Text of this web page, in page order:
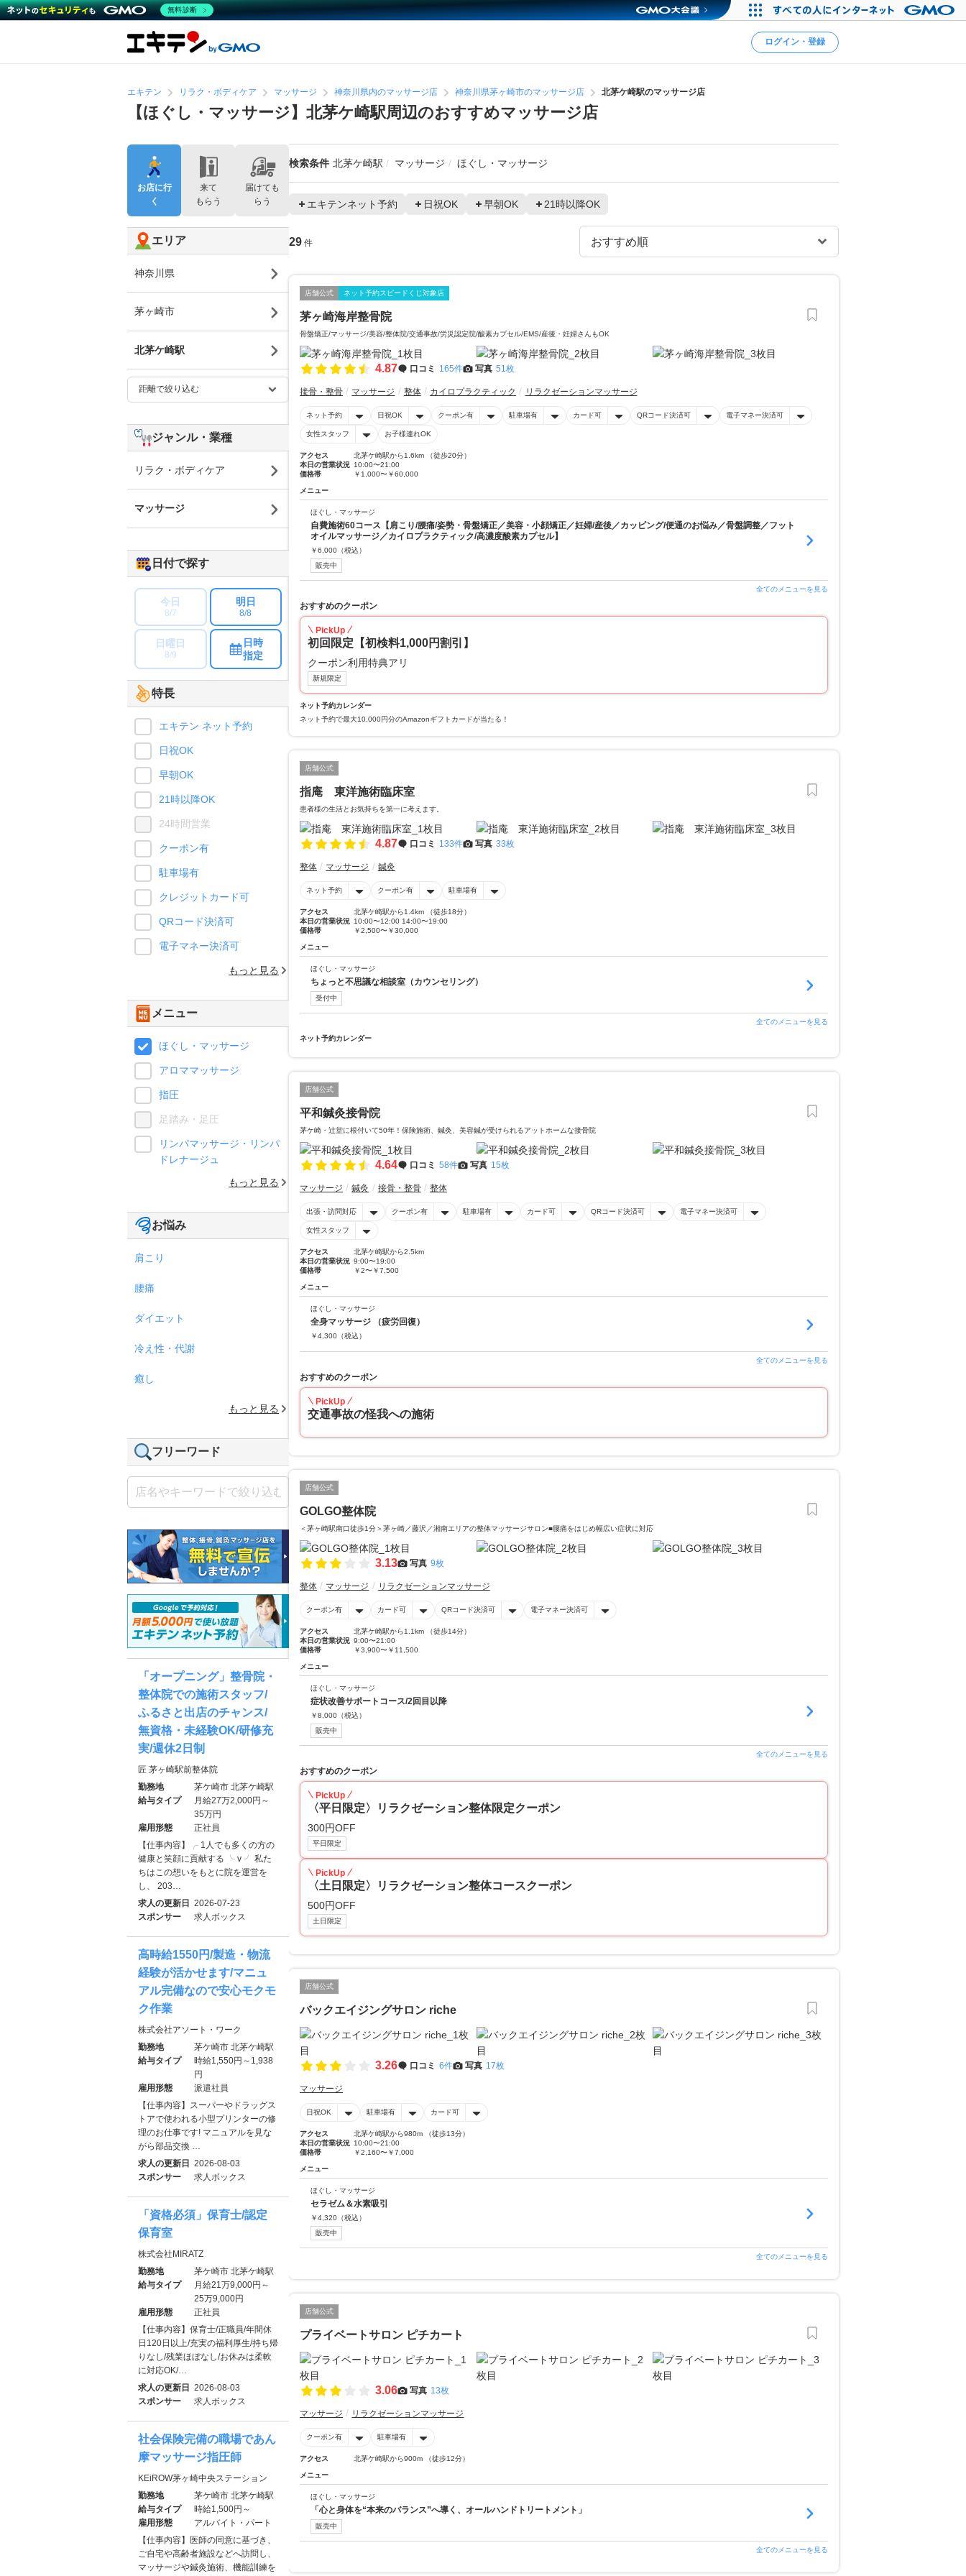
ログイン・登録
エキテン リラク・ボディケア マッサージ 神奈川県内のマッサージ店 神奈川県茅ヶ崎市のマッサージ店 北茅ケ崎駅のマッサージ店
【ほぐし・マッサージ】北茅ケ崎駅周辺のおすすめマッサージ店
検索条件 北茅ケ崎駅 マッサージ ほぐし・マッサージ
エキテンネット予約 日祝OK 早朝OK 21時以降OK
29 件
店舗公式 ネット予約スピードくじ対象店
茅ヶ崎海岸整骨院
骨盤矯正/マッサージ/美容/整体院/交通事故/労災認定院/酸素カプセル/EMS/産後・妊婦さんもOK
4.87 口コミ 165件 写真 51枚
接骨・整骨 マッサージ 整体 カイロプラクティック リラクゼーションマッサージ
ネット予約 日祝OK クーポン有 駐車場有 カード可 QRコード決済可 電子マネー決済可
女性スタッフ お子様連れOK
アクセス
北茅ケ崎駅から1.6km （徒歩20分）
本日の営業状況 10:00〜21:00
価格帯
￥1,000〜￥60,000
メニュー
ほぐし・マッサージ
自費施術60コース【肩こり/腰痛/姿勢・骨盤矯正／美容・小顔矯正／妊婦/産後／カッピング/便通のお悩み／骨盤調整／フット
オイルマッサージ／カイロプラクティック/高濃度酸素カプセル】
￥6,000 （税込）
販売中
全てのメニューを見る
おすすめのクーポン
PickUp
初回限定【初検料1,000円割引】
クーポン利用特典アリ
新規限定
ネット予約カレンダー
ネット予約で最大10,000円分のAmazonギフトカードが当たる！
店舗公式
指庵 東洋施術臨床室
患者様の生活とお気持ちを第一に考えます。
4.87 口コミ 133件 写真 33枚
整体 マッサージ 鍼灸
ネット予約 クーポン有 駐車場有
アクセス
北茅ケ崎駅から1.4km （徒歩18分）
本日の営業状況 10:00〜12:00 14:00〜19:00
価格帯
￥2,500〜￥30,000
メニュー
ほぐし・マッサージ
ちょっと不思議な相談室（カウンセリング）
受付中
全てのメニューを見る
ネット予約カレンダー
店舗公式
平和鍼灸接骨院
茅ケ崎・辻堂に根付いて50年！保険施術、鍼灸、美容鍼が受けられるアットホームな接骨院
4.64 口コミ 58件 写真 15枚
マッサージ 鍼灸 接骨・整骨 整体
出張・訪問対応 クーポン有 駐車場有 カード可 QRコード決済可 電子マネー決済可
女性スタッフ
アクセス
北茅ケ崎駅から2.5km
本日の営業状況 9:00〜19:00
価格帯
￥2〜￥7,500
メニュー
ほぐし・マッサージ
全身マッサージ （疲労回復）
￥4,300 （税込）
全てのメニューを見る
おすすめのクーポン
PickUp
交通事故の怪我への施術
店舗公式
GOLGO整体院
＜茅ヶ崎駅南口徒歩1分＞茅ヶ崎／藤沢／湘南エリアの整体マッサージサロン■腰痛をはじめ幅広い症状に対応
3.13 写真 9枚
整体 マッサージ リラクゼーションマッサージ
クーポン有 カード可 QRコード決済可 電子マネー決済可
アクセス
北茅ケ崎駅から1.1km （徒歩14分）
本日の営業状況 9:00〜21:00
価格帯
￥3,900〜￥11,500
メニュー
ほぐし・マッサージ
症状改善サポートコース/2回目以降
￥8,000 （税込）
販売中
全てのメニューを見る
おすすめのクーポン
PickUp
〈平日限定〉リラクゼーション整体限定クーポン
300円OFF
平日限定
PickUp
〈土日限定〉リラクゼーション整体コースクーポン
500円OFF
土日限定
店舗公式
バックエイジングサロン riche
3.26 口コミ 6件 写真 17枚
マッサージ
日祝OK 駐車場有 カード可
アクセス
北茅ケ崎駅から980m （徒歩13分）
本日の営業状況 10:00〜21:00
価格帯
￥2,160〜￥7,000
メニュー
ほぐし・マッサージ
セラゼム＆水素吸引
￥4,320 （税込）
販売中
全てのメニューを見る
店舗公式
プライベートサロン ピチカート
3.06 写真 13枚
マッサージ リラクゼーションマッサージ
クーポン有 駐車場有
アクセス 北茅ケ崎駅から900m （徒歩12分）
メニュー
ほぐし・マッサージ
「心と身体を“本来のバランス”へ導く、オールハンドトリートメント」
販売中
全てのメニューを見る
お店に行
く
来て
もらう
届けても
らう
エリア
神奈川県
茅ヶ崎市
北茅ケ崎駅
ジャンル・業種
リラク・ボディケア
マッサージ
日付で探す
今日
8/7
明日
8/8
日曜日
8/9
日時
指定
特長
エキテン ネット予約
日祝OK
早朝OK
21時以降OK
24時間営業
クーポン有
駐車場有
クレジットカード可
QRコード決済可
電子マネー決済可
もっと見る
メニュー
ほぐし・マッサージ
アロママッサージ
指圧
足踏み・足圧
リンパマッサージ・リンパ
ドレナージュ
もっと見る
お悩み
肩こり
腰痛
ダイエット
冷え性・代謝
癒し
もっと見る
フリーワード
「オープニング」整骨院・
整体院での施術スタッフ/
ふるさと出店のチャンス/
無資格・未経験OK/研修充
実/週休2日制
匠 茅ヶ崎駅前整体院
勤務地
茅ケ崎市 北茅ケ崎駅
給与タイプ
月給27万2,000円～
35万円
雇用形態
正社員
【仕事内容】╭ 1人でも多くの方の
健康と笑顔に貢献する ╰ v ╯ 私た
ちはこの想いをもとに院を運営を
し、 203…
求人の更新日 2026-07-23
スポンサー
求人ボックス
高時給1550円/製造・物流
経験が活かせます/マニュ
アル完備なので安心モクモ
ク作業
株式会社アソート・ワーク
勤務地
茅ケ崎市 北茅ケ崎駅
給与タイプ
時給1,550円～1,938
円
雇用形態
派遣社員
【仕事内容】スーパーやドラッグス
トアで使われる小型プリンターの修
理のお仕事です! マニュアルを見な
がら部品交換 …
求人の更新日 2026-08-03
スポンサー
求人ボックス
「資格必須」保育士/認定
保育室
株式会社MIRATZ
勤務地
茅ケ崎市 北茅ケ崎駅
給与タイプ
月給21万9,000円～
25万9,000円
雇用形態
正社員
【仕事内容】保育士/正職員/年間休
日120日以上/充実の福利厚生/持ち帰
りなし/残業ほぼなし/お休みは柔軟
に対応OK/…
求人の更新日 2026-08-03
スポンサー
求人ボックス
社会保険完備の職場であん
摩マッサージ指圧師
KEiROW茅ヶ崎中央ステーション
勤務地
茅ケ崎市 北茅ケ崎駅
給与タイプ
時給1,500円～
雇用形態
アルバイト・パート
【仕事内容】医師の同意に基づき、
ご自宅や高齢者施設などへ訪問し、
マッサージや鍼灸施術、機能訓練を
無料診断